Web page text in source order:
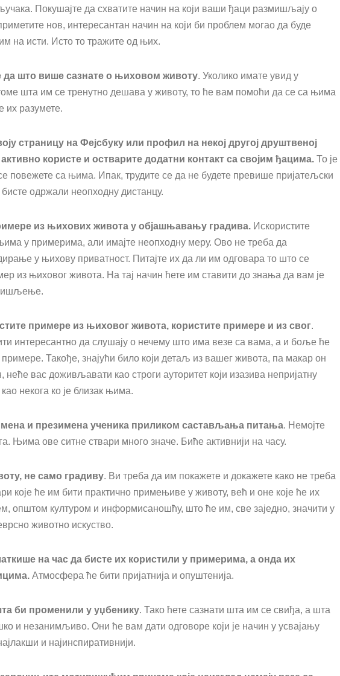
Покушајте да схватите начин на који ваши ђаци размишљају о
нов, интересантан начин на који би проблем могао да буде
на исти. Исто то тражите од њих.
да што више сазнате о њиховом животу. Уколико имате увид у
шта им се тренутно дешава у животу, то ће вам помоћи да се са њима
их разумете.
страницу на Фејсбуку или профил на некој другој друштвеној
користе и остварите додатни контакт са својим ђацима. То је
повежете са њима. Ипак, трудите се да не будете превише пријатељски
бисте одржали неопходну дистанцу.
из њихових живота у објашњавању градива. Искористите
у примерима, али имајте неопходну меру. Ово не треба да
у њихову приватност. Питајте их да ли им одговара то што се
из њиховог живота. На тај начин ћете им ставити до знања да вам је
примере из њиховог живота, користите примере и из свог.
интересантно да слушају о нечему што има везе са вама, а и боље ће
примере. Такође, знајући било који детаљ из вашег живота, па макар он
вас доживљавати као строги ауторитет који изазива непријатну
некога ко је близак њима.
и презимена ученика приликом састављања питања. Немојте
Њима ове ситне ствари много значе. Биће активнији на часу.
не само градиву. Ви треба да им покажете и докажете како не треба
које ће им бити практично примењиве у животу, већ и оне које ће их
општом културом и информисаношћу, што ће им, све заједно, значити у
животно искуство.
на час да бисте их користили у примерима, а онда их
Атмосфера ће бити пријатнија и опуштенија.
би променили у уџбенику. Тако ћете сазнати шта им се свиђа, а шта
и незанимљиво. Они ће вам дати одговоре који је начин у усвајању
и најинспиративнији.